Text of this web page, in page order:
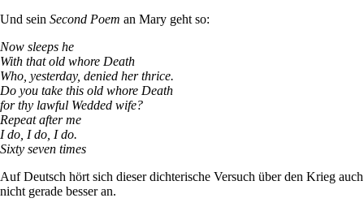
Und sein Second Poem an Mary geht so:
Now sleeps he
With that old whore Death
Who, yesterday, denied her thrice.
Do you take this old whore Death
for thy lawful Wedded wife?
Repeat after me
I do, I do, I do.
Sixty seven times
Auf Deutsch hört sich dieser dichterische Versuch über den Krieg auch
nicht gerade besser an.